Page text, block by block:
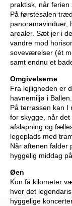
praktisk, når
På førstesalen
panoramavinduer,
arealer. Sæt jer i
vandre mod
soveværelser (ét
samt endnu et
Omgivelserne
Fra lejligheden er
havnemiljø i Ballen.
På terrassen kan I
for skygge, når
afslapning og
legeplads med
Når aftenen falder
hyggelig middag
Øen
Kun få kilometer
hvor det
hyggelige